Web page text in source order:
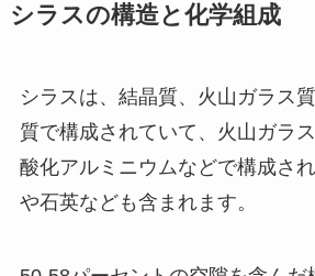
シラスの構造と化学組成
シラスは、結晶質、火山ガラス
質で構成されていて、火山ガラ
酸化アルミニウムなどで構成さ
や石英なども含まれます。